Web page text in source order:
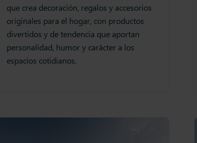
que crea decoración, regalos y accesorios
originales para el hogar, con productos
divertidos y de tendencia que aportan
personalidad, humor y carácter a los
espacios cotidianos.